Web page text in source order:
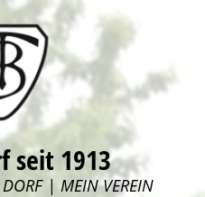
seit 1913
| MEIN VEREIN